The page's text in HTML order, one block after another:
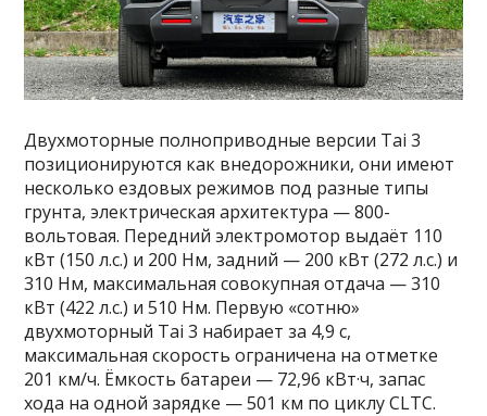
Двухмоторные полноприводные версии Tai 3
позиционируются как внедорожники, они имеют
несколько ездовых режимов под разные типы
грунта, электрическая архитектура — 800-
вольтовая. Передний электромотор выдаёт 110
кВт (150 л.с.) и 200 Нм, задний — 200 кВт (272 л.с.) и
310 Нм, максимальная совокупная отдача — 310
кВт (422 л.с.) и 510 Нм. Первую «сотню»
двухмоторный Tai 3 набирает за 4,9 с,
максимальная скорость ограничена на отметке
201 км/ч. Ёмкость батареи — 72,96 кВт·ч, запас
хода на одной зарядке — 501 км по циклу CLTC.